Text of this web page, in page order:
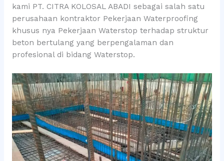
kami PT. CITRA KOLOSAL ABADI sebagai salah satu
perusahaan kontraktor Pekerjaan Waterproofing
khusus nya Pekerjaan Waterstop terhadap struktur
beton bertulang yang berpengalaman dan
profesional di bidang Waterstop.